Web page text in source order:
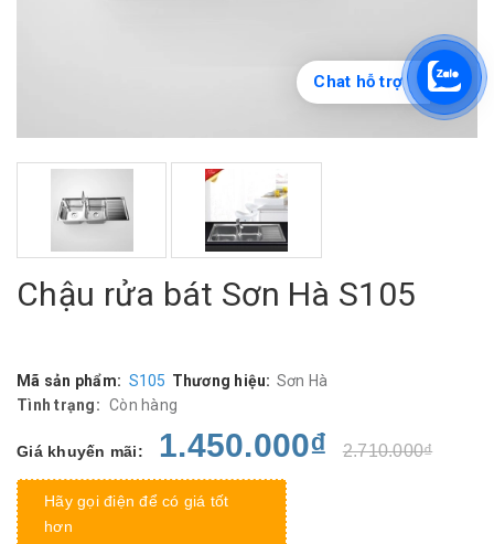
Chậu rửa bát Sơn Hà S105
Mã sản phẩm: S105 Thương hiệu: Sơn Hà
Tình trạng: Còn hàng
Giá khuyến mãi: 1.450.000₫ 2.710.000₫
Hãy gọi điện để có giá tốt
hơn
Chat hỗ trợ